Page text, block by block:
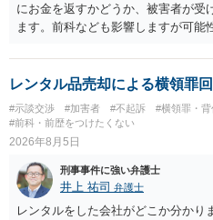
にお金を返すかどうか、被害者が受
ます。前科なども影響しますが可
レンタル品売却による横領罪
#示談交渉 #加害者 #不起訴 #横領罪・背
#前科・前歴をつけたくない
2026年8月5日
刑事事件に強い弁護士
井上 祐司 弁護士
レンタルをした会社がどこか分かり